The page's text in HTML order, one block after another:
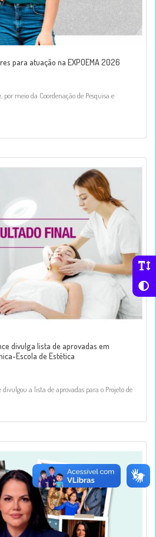
para atuação na EXPOEMA 2026
meio da Coordenação de Pesquisa e
divulga lista de aprovadas em
Escola de Estética
a lista de aprovadas para o Projeto de